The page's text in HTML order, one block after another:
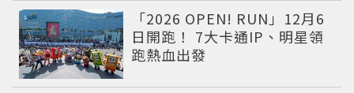
「2026 OPEN! RUN」12月6
日開跑！ 7大卡通IP、明星領
跑熱血出發